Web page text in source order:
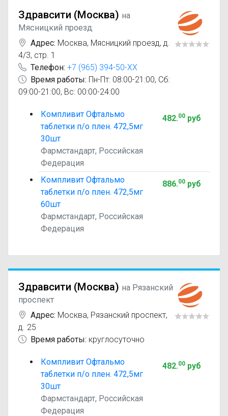
Здравсити (Москва) на
Мясницкий проезд
Адрес: Москва, Мясницкий проезд, д.
4/3, стр. 1
Телефон: +7 (965) 394-50-XX
Время работы: Пн-Пт: 08:00-21:00, Сб:
09:00-21:00, Вс: 00:00-24:00
Компливит Офтальмо
таблетки п/о плен. 472,5мг
30шт
Фармстандарт, Российская
Федерация
482.00руб
Компливит Офтальмо
таблетки п/о плен. 472,5мг
60шт
Фармстандарт, Российская
Федерация
886.00руб
Здравсити (Москва) на Рязанский
проспект
Адрес: Москва, Рязанский проспект,
д. 25
Время работы: круглосуточно
Компливит Офтальмо
таблетки п/о плен. 472,5мг
30шт
Фармстандарт, Российская
Федерация
482.00руб